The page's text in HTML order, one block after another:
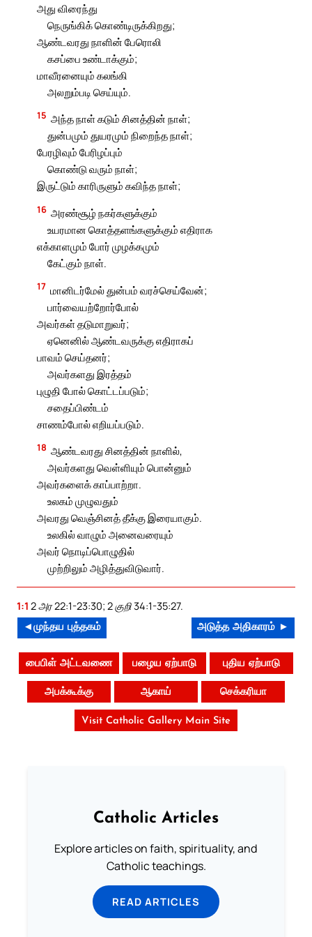
அது விரைந்து
நெருங்கிக் கொண்டிருக்கிறது;
ஆண்டவரது நாளின் பேரொலி
கசப்பை உண்டாக்கும்;
மாவீரனையும் கலங்கி
அலறும்படி செய்யும்.
15 அந்த நாள் கடும் சினத்தின் நாள்;
துன்பமும் துயரமும் நிறைந்த நாள்;
பேரழிவும் பேரிழப்பும்
கொண்டு வரும் நாள்;
இருட்டும் காரிருளும் கவிந்த நாள்;
16 அரண்சூழ் நகர்களுக்கும்
உயரமான கொத்தளங்களுக்கும் எதிராக
எக்காளமும் போர் முழக்கமும்
கேட்கும் நாள்.
17 மானிடர்மேல் துன்பம் வரச்செய்வேன்;
பார்வையற்றோர்போல்
அவர்கள் தடுமாறுவர்;
ஏனெனில் ஆண்டவருக்கு எதிராகப்
பாவம் செய்தனர்;
அவர்களது இரத்தம்
புழுதி போல் கொட்டப்படும்;
சதைப்பிண்டம்
சாணம்போல் எறியப்படும்.
18 ஆண்டவரது சினத்தின் நாளில்,
அவர்களது வெள்ளியும் பொன்னும்
அவர்களைக் காப்பாற்றா.
உலகம் முழுவதும்
அவரது வெஞ்சினத் தீக்கு இரையாகும்.
உலகில் வாழும் அனைவரையும்
அவர் நொடிப்பொழுதில்
முற்றிலும் அழித்துவிடுவார்.
1:1 2 அர 22:1-23:30; 2 குறி 34:1-35:27.
◄முந்தய புத்தகம் அடுத்த அதிகாரம் ►
பைபிள் அட்டவணை பழைய ஏற்பாடு புதிய ஏற்பாடு
அபக்கூக்கு ஆகாய் செக்கரியா
Visit Catholic Gallery Main Site
Catholic Articles
Explore articles on faith, spirituality, and
Catholic teachings.
READ ARTICLES